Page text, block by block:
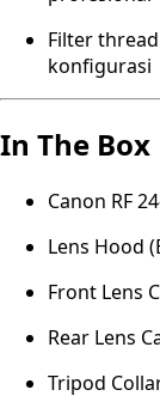
Filter
konfigurasi
In The Box
Canon RF
Lens Hood
Front Lens
Rear Lens
Tripod